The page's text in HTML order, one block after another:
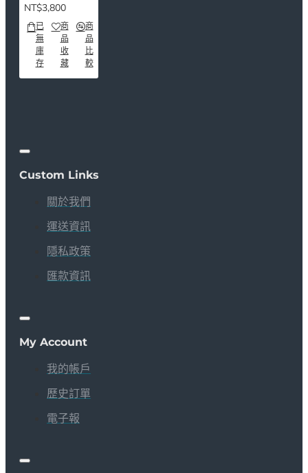
NT$3,800
已
無
庫
存
商
品
收
藏
商
品
比
較
Custom Links
關於我們
運送資訊
隱私政策
匯款資訊
My Account
我的帳戶
歷史訂單
電子報